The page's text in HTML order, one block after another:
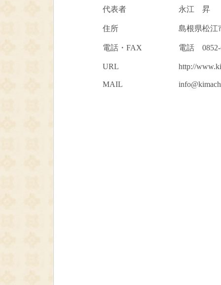
代表者 永江 昇
住所 島根県松江
電話・FAX 電話
URL http://
MAIL